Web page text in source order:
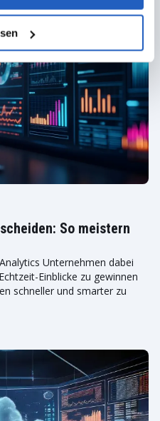
So meistern
Unternehmen dabei
Einblicke zu gewinnen
schneller und smarter zu